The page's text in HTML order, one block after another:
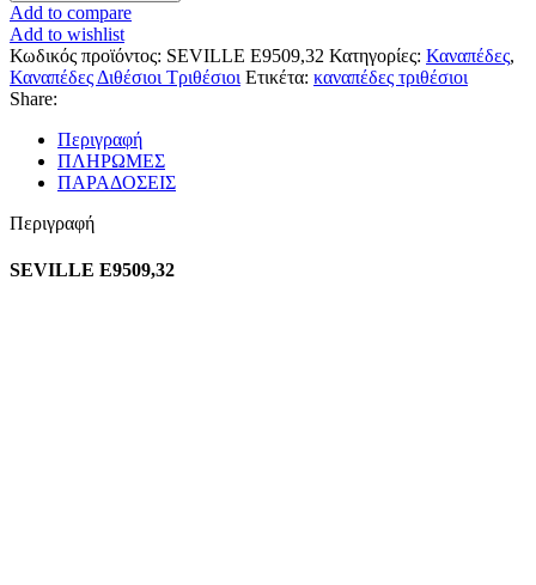
Add to compare
Add to wishlist
Κωδικός προϊόντος: SEVILLE E9509,32 Κατηγορίες: Καναπέδες,
Καναπέδες Διθέσιοι Τριθέσιοι Ετικέτα: καναπέδες τριθέσιοι
Share:
Περιγραφή
ΠΛΗΡΩΜΕΣ
ΠΑΡΑΔΟΣΕΙΣ
Περιγραφή
SEVILLE E9509,32